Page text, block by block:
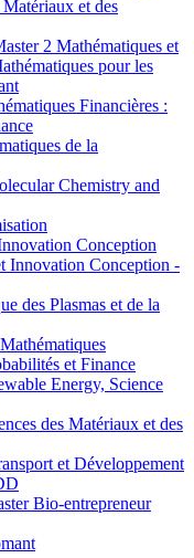
et des
2 Mathématiques et
pour les
Financières :
de la
Chemistry and
Conception
Innovation Conception -
des Plasmas et de la
et Finance
Energy, Science
des Matériaux et des
et Développement
Bio-entrepreneur